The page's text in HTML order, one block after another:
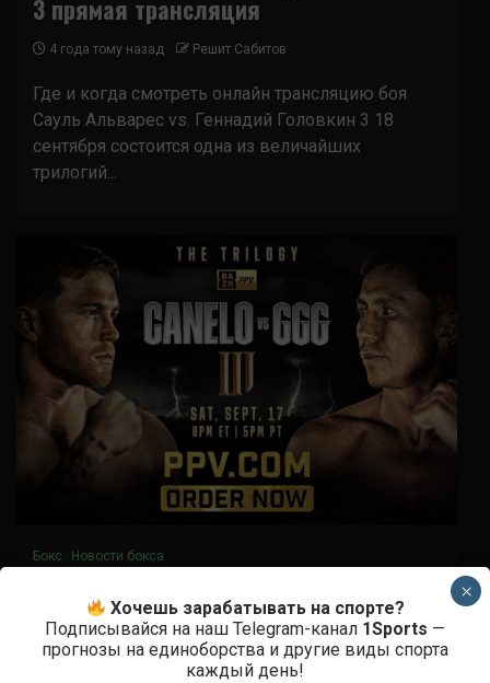
3 прямая трансляция
4 года тому назад Решит Сабитов
Где и когда смотреть онлайн трансляцию боя
Сауль Альварес vs. Геннадий Головкин 3 18
сентября состоится одна из величайших
трилогий...
Бокс Новости бокса
Головкин vs. Альварес 3 дата, кард и
участники
Решит Сабитов
Хочешь зарабатывать на спорте?
Подписывайся на наш Telegram-канал 1Sports —
прогнозы на единоборства и другие виды спорта
каждый день!
×